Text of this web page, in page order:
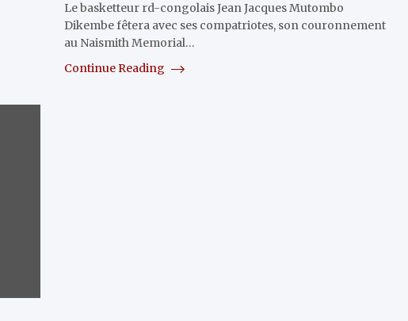
Le basketteur rd-congolais Jean Jacques Mutombo
Dikembe fêtera avec ses compatriotes, son couronnement
au Naismith Memorial…
Continue Reading